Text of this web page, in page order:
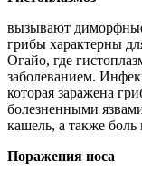
вызывают
грибы характерны
Огайо, где
заболеванием.
которая заражена
болезненными
кашель, а также боль
Поражения носа